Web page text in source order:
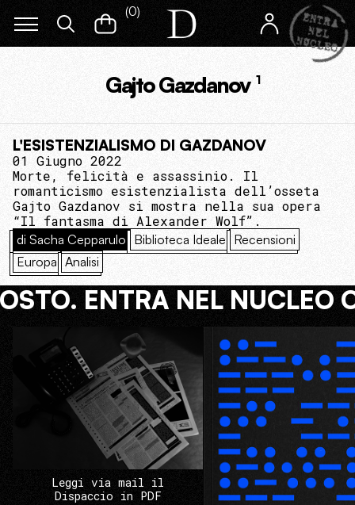
(0)
Gajto Gazdanov 1
L'ESISTENZIALISMO DI GAZDANOV
01 Giugno 2022
Morte, felicità e assassinio. Il
romanticismo esistenzialista dell’osseta
Gajto Gazdanov si mostra nella sua opera
“Il fantasma di Alexander Wolf”.
di Sacha Cepparulo Biblioteca Ideale Recensioni
Europa Analisi
ENTRA NEL NUCLEO
Leggi via mail il
Dispaccio in PDF